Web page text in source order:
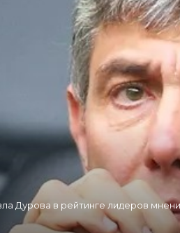
Дурова в рейтинге лидеров